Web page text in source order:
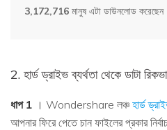
3,172,720 মানুষ এটা ডাউনলোড করেছেন
2. হার্ড ড্রাইভ ব্যর্থতা থেকে ডাটা
ধাপ 1 । Wondershare লঞ্চ হার্ড
আপনার ফিরে পেতে চান ফাইলের প্রকার